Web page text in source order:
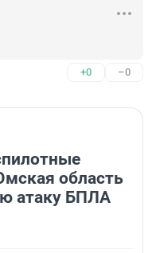
+0 –0
область
атаку БПЛА